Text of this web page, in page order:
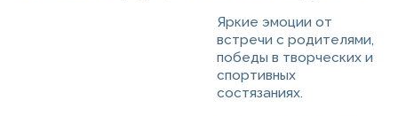
Яркие эмоции от
встречи с родителями,
победы в творческих и
спортивных
состязаниях.